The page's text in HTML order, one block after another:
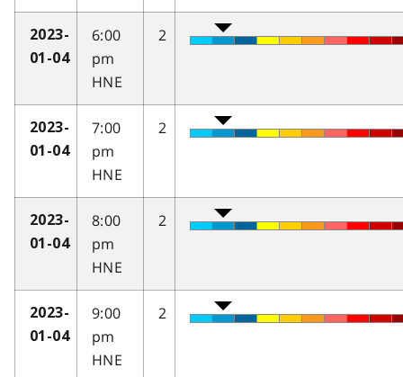
2023-
01-04
6:00
pm
HNE
2
2023-
01-04
7:00
pm
HNE
2
2023-
01-04
8:00
pm
HNE
2
2023-
01-04
9:00
pm
HNE
2